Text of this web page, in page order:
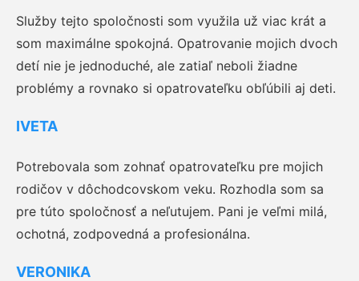
Služby tejto spoločnosti som využila už viac krát a
som maximálne spokojná. Opatrovanie mojich dvoch
detí nie je jednoduché, ale zatiaľ neboli žiadne
problémy a rovnako si opatrovateľku obľúbili aj deti.
IVETA
Potrebovala som zohnať opatrovateľku pre mojich
rodičov v dôchodcovskom veku. Rozhodla som sa
pre túto spoločnosť a neľutujem. Pani je veľmi milá,
ochotná, zodpovedná a profesionálna.
VERONIKA